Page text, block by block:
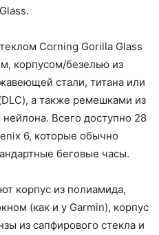
Corning Gorilla Glass
корпусом/безелью из
стали, титана или
а также ремешками из
Всего доступно 28
6, которые обычно
беговые часы.
корпус из полиамида,
(как и у Garmin), корпус
из сапфирового стекла и